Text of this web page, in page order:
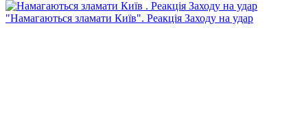
"Намагаються зламати Київ". Реакція Заходу на удар